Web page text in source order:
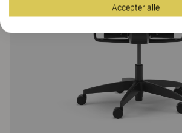
Accepter alle